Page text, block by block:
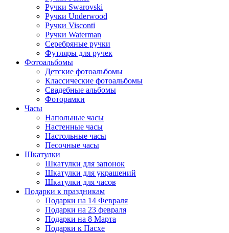
Ручки Swarovski
Ручки Underwood
Ручки Visconti
Ручки Waterman
Серебряные ручки
Футляры для ручек
Фотоальбомы
Детские фотоальбомы
Классические фотоальбомы
Свадебные альбомы
Фоторамки
Часы
Напольные часы
Настенные часы
Настольные часы
Песочные часы
Шкатулки
Шкатулки для запонок
Шкатулки для украшений
Шкатулки для часов
Подарки к праздникам
Подарки на 14 Февраля
Подарки на 23 февраля
Подарки на 8 Марта
Подарки к Пасхе